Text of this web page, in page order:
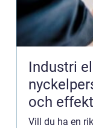
Industri
och
Vill du ha en